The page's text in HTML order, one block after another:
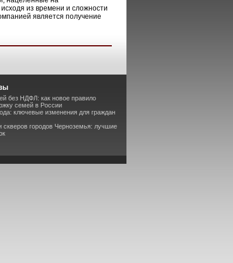
из времени и сложности
является получение
без НДФЛ: как новое правило
семей в России
ключевые изменения для граждан
скверов городов Черноземья: лучшие